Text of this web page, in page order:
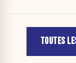
TOUTES